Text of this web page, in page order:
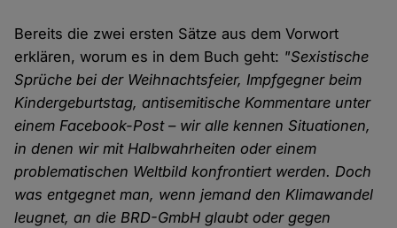
Bereits die zwei ersten Sätze aus dem Vorwort
erklären, worum es in dem Buch geht: "Sexistische
Sprüche bei der Weihnachtsfeier, Impfgegner beim
Kindergeburtstag, antisemitische Kommentare unter
einem Facebook-Post – wir alle kennen Situationen,
in denen wir mit Halbwahrheiten oder einem
problematischen Weltbild konfrontiert werden. Doch
was entgegnet man, wenn jemand den Klimawandel
leugnet, an die BRD-GmbH glaubt oder gegen